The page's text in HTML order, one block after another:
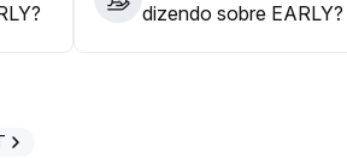
dizendo sobre EARLY?